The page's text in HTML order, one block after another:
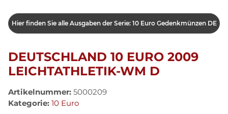
Hier finden Sie alle Ausgaben der Serie: 10 Euro Gedenkmünzen DE
DEUTSCHLAND 10 EURO 2009
LEICHTATHLETIK-WM D
Artikelnummer: 5000209
Kategorie: 10 Euro